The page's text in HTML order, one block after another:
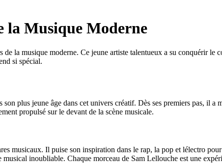
la Musique Moderne
la musique moderne. Ce jeune artiste talentueux a su conquérir
si spécial.
plus jeune âge dans cet univers créatif. Dès ses premiers pas, il
propulsé sur le devant de la scène musicale.
musicaux. Il puise son inspiration dans le rap, la pop et lélectro
inoubliable. Chaque morceau de Sam Lellouche est une